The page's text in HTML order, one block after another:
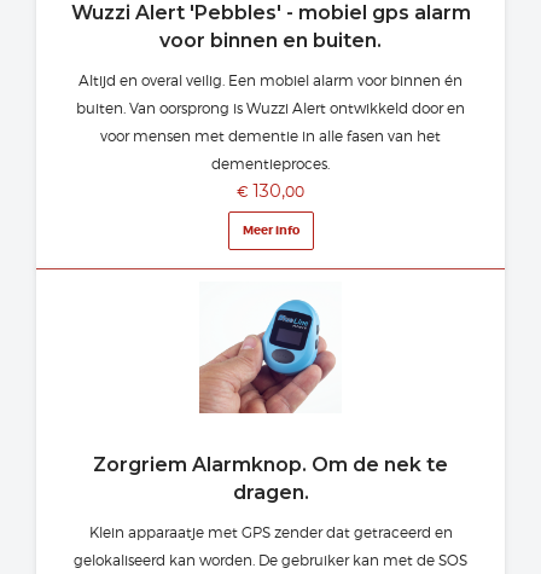
Wuzzi Alert 'Pebbles' - mobiel gps alarm
voor binnen en buiten.
Altijd en overal veilig. Een mobiel alarm voor binnen én
buiten. Van oorsprong is Wuzzi Alert ontwikkeld door en
voor mensen met dementie in alle fasen van het
dementieproces.
€ 130,00
Meer info
Zorgriem Alarmknop. Om de nek te
dragen.
Klein apparaatje met GPS zender dat getraceerd en
gelokaliseerd kan worden. De gebruiker kan met de SOS